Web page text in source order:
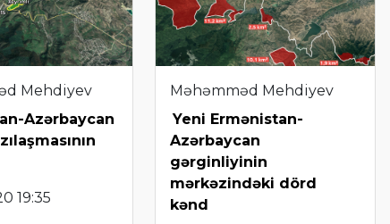
Mehdiyev
Azərbaycan
19:35
Məhəmməd Mehdiyev
Yeni Ermənistan-
Azərbaycan
gərginliyinin
mərkəzindəki dörd
kənd